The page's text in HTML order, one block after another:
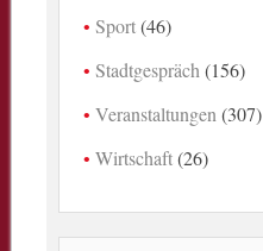
Sport(46)
Stadtgespräch(156)
Veranstaltungen(307)
Wirtschaft(26)